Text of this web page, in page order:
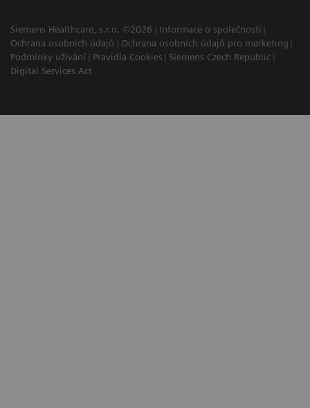
Siemens Healthcare, s.r.o. ©2026
Informace o společnosti
Ochrana osobních údajů
Ochrana osobních údajů pro marketing
Podmínky užívání
Pravidla Cookies
Siemens Czech Republic
Digital Services Act